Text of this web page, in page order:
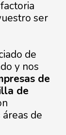
ser
de
y nos
de
de
de